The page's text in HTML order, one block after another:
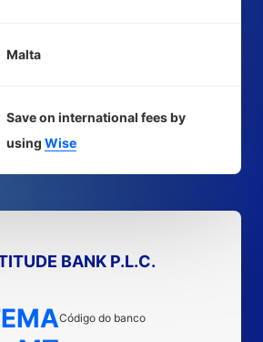
Malta
Save on international fees by
using Wise
BANK P.L.C.
Código do banco